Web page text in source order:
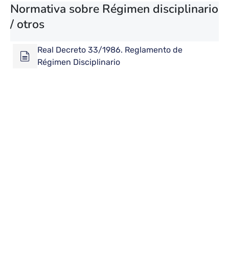
Normativa sobre Régimen disciplinario
/ otros
Real Decreto 33/1986. Reglamento de
Régimen Disciplinario